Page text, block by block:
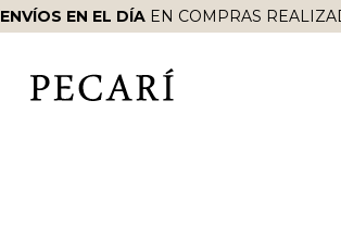
ENVÍOS EN EL DÍAEN COMPRAS